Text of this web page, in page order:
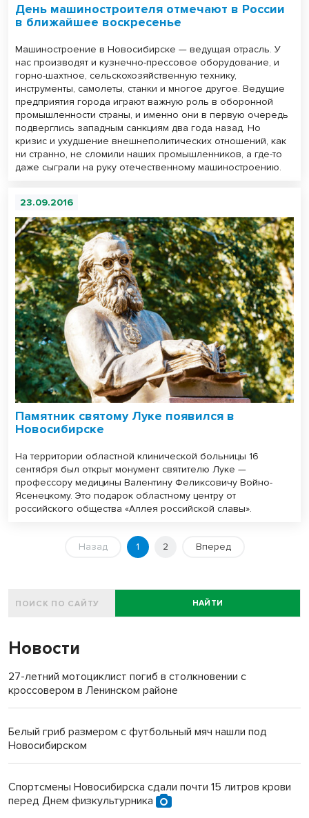
День машиностроителя отмечают в России
в ближайшее воскресенье
Машиностроение в Новосибирске — ведущая отрасль. У
нас производят и кузнечно-прессовое оборудование, и
горно-шахтное, сельскохозяйственную технику,
инструменты, самолеты, станки и многое другое. Ведущие
предприятия города играют важную роль в оборонной
промышленности страны, и именно они в первую очередь
подверглись западным санкциям два года назад. Но
кризис и ухудшение внешнеполитических отношений, как
ни странно, не сломили наших промышленников, а где-то
даже сыграли на руку отечественному машиностроению.
23.09.2016
Памятник святому Луке появился в
Новосибирске
На территории областной клинической больницы 16
сентября был открыт монумент святителю Луке —
профессору медицины Валентину Феликсовичу Войно-
Ясенецкому. Это подарок областному центру от
российского общества «Аллея российской славы».
Назад 1 2 Вперед
НАЙТИ
Новости
27-летний мотоциклист погиб в столкновении с
кроссовером в Ленинском районе
Белый гриб размером с футбольный мяч нашли под
Новосибирском
Спортсмены Новосибирска сдали почти 15 литров крови
перед Днем физкультурника